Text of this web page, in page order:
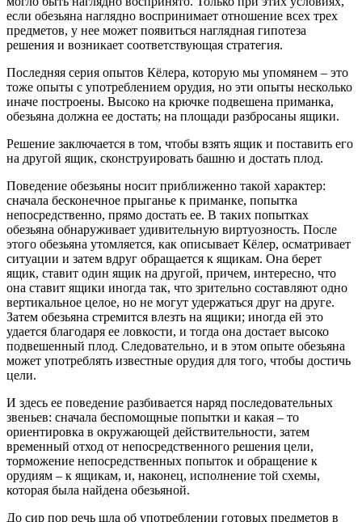
если обезьяна наглядно воспринимает отношение всех трех
предметов, у нее может появиться наглядная гипотеза
решения и возникает соответствующая стратегия.
Последняя серия опытов Кёлера, которую мы упомянем – это
тоже опыты с употреблением орудия, но эти опыты несколько
иначе построены. Высоко на крючке подвешена приманка,
обезьяна должна ее достать; на площади разбросаны ящики.
Решение заключается в том, чтобы взять ящик и поставить его
на другой ящик, сконструировать башню и достать плод.
Поведение обезьяны носит приближенно такой характер:
сначала бесконечное прыганье к приманке, попытка
непосредственно, прямо достать ее. В таких попытках
обезьяна обнаруживает удивительную виртуозность. После
этого обезьяна утомляется, как описывает Кёлер, осматривает
ситуации и затем вдруг обращается к ящикам. Она берет
ящик, ставит один ящик на другой, причем, интересно, что
она ставит ящики иногда так, что зрительно составляют одно
вертикальное целое, но не могут удержаться друг на друге.
Затем обезьяна стремится влезть на ящики; иногда ей это
удается благодаря ее ловкости, и тогда она достает высоко
подвешенный плод. Следовательно, и в этом опыте обезьяна
может употреблять известные орудия для того, чтобы достичь
цели.
И здесь ее поведение разбивается наряд последовательных
звеньев: сначала беспомощные попытки и какая – то
ориентировка в окружающей действительности, затем
временный отход от непосредственного решения цели,
торможение непосредственных попыток и обращение к
орудиям – к ящикам, и, наконец, исполнение той схемы,
которая была найдена обезьяной.
До сир пор речь шла об употреблении готовых предметов в